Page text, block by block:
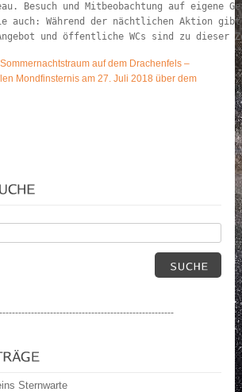
Besuch und Mitbeobachtung auf eigene
auch: Während der nächtlichen Aktion
und öffentliche WCs sind zu
Sommernachtstraum auf dem Drachenfels –
Mondfinsternis am 27. Juli 2018 über dem
Sternwarte